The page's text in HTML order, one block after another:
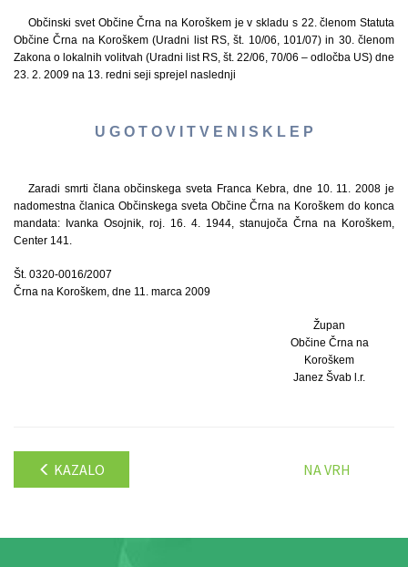
Občinski svet Občine Črna na Koroškem je v skladu s 22. členom Statuta
Občine Črna na Koroškem (Uradni list RS, št. 10/06, 101/07) in 30. členom
Zakona o lokalnih volitvah (Uradni list RS, št. 22/06, 70/06 – odločba US) dne
23. 2. 2009 na 13. redni seji sprejel naslednji
U G O T O V I T V E N I S K L E P
Zaradi smrti člana občinskega sveta Franca Kebra, dne 10. 11. 2008 je
nadomestna članica Občinskega sveta Občine Črna na Koroškem do konca
mandata: Ivanka Osojnik, roj. 16. 4. 1944, stanujoča Črna na Koroškem,
Center 141.
Št. 0320-0016/2007
Črna na Koroškem, dne 11. marca 2009
Župan
Občine Črna na
Koroškem
Janez Švab l.r.
KAZALO NA VRH